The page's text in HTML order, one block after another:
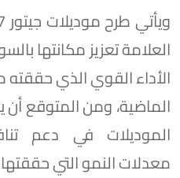
العلامة تعزيز مكانتها
الأداء القوي الذي حققته
الماضية، ومن المتوقع أن
الموديلات في دعم
معدلات النمو التي حققتها